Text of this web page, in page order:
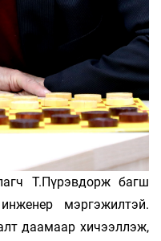
Т.Пүрэвдорж багш
мэргэжилтэй.
даамаар хичээллэж,